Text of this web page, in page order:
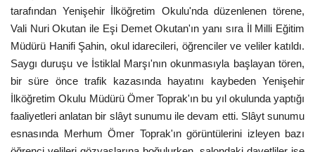
Yaşam
Künye
Sağlık
İletişim
tarafından Yenişehir İlköğretim Okulu'nda düzenlenen törene,
Vali Nuri Okutan ile Eşi Demet Okutan'ın yanı sıra İl Milli Eğitim
Müdürü Hanifi Şahin, okul idarecileri, öğrenciler ve veliler katıldı.
Saygı duruşu ve İstiklal Marşı'nın okunmasıyla başlayan tören,
bir süre önce trafik kazasında hayatını kaybeden Yenişehir
İlköğretim Okulu Müdürü Ömer Toprak'ın bu yıl okulunda yaptığı
faaliyetleri anlatan bir slâyt sunumu ile devam etti. Slâyt sunumu
esnasında Merhum Ömer Toprak'ın görüntülerini izleyen bazı